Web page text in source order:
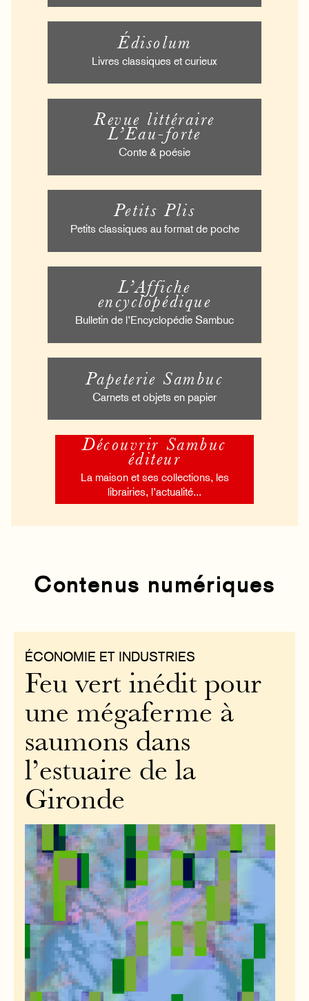
Édisolum
Livres classiques et curieux
Revue littéraire
L’Eau-forte
Conte & poésie
Petits Plis
Petits classiques au format de poche
L’Affiche
encyclopédique
Bulletin de l’Encyclopédie Sambuc
Papeterie Sambuc
Carnets et objets en papier
Découvrir Sambuc
éditeur
La maison et ses collections, les
librairies, l’actualité...
Contenus numériques
ÉCONOMIE ET INDUSTRIES
Feu vert inédit pour
une mégaferme à
saumons dans
l’estuaire de la
Gironde